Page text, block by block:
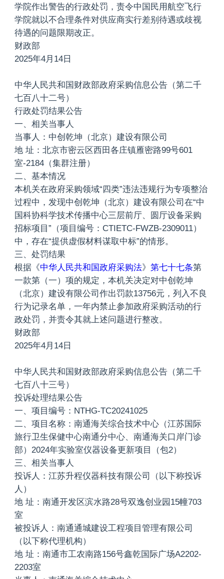
学院作出警告的行政处罚，责令中国民用航空飞行
学院就以不合理条件对供应商实行差别待遇或歧视
待遇的问题限期改正。
财政部
2025年4月14日
中华人民共和国财政部政府采购信息公告（第二千
七百八十二号）
行政处罚结果公告
一、相关当事人
当事人：中创乾坤（北京）建设有限公司
地 址：北京市密云区西田各庄镇雁密路99号601
室-2184（集群注册）
二、基本情况
本机关在政府采购领域“四类”违法违规行为专项整治
过程中，发现中创乾坤（北京）建设有限公司在“中
国科协科学技术传播中心三层前厅、圆厅设备采购
招标项目”（项目编号：CTIETC-FWZB-2309011）
中，存在“提供虚假材料谋取中标”的情形。
三、处罚结果
根据《中华人民共和国政府采购法》 第七十七条第
一款第（一）项的规定，本机关决定对中创乾坤
（北京）建设有限公司作出罚款13756元，列入不良
行为记录名单，一年内禁止参加政府采购活动的行
政处罚，并责令其就上述问题进行整改。
财政部
2025年4月14日
中华人民共和国财政部政府采购信息公告（第二千
七百八十三号）
投诉处理结果公告
一、项目编号：NTHG-TC20241025
二、项目名称：南通海关综合技术中心（江苏国际
旅行卫生保健中心南通分中心、南通海关口岸门诊
部）2024年实验室仪器设备更新项目（包2）
三、相关当事人
投诉人：江苏升程仪器科技有限公司（以下称投诉
人）
地 址：南通开发区滨水路28号双逸创业园15幢703
室
被投诉人：南通通城建设工程项目管理有限公司
（以下称代理机构）
地 址：南通市工农南路156号鑫乾国际广场A2202-
2203室